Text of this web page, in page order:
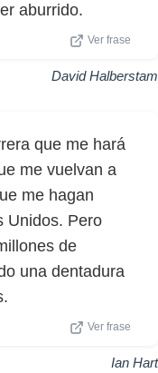
aburrido.
Ver frase
David Halberstam
que me hará
me vuelvan a
me hagan
Unidos. Pero
de
una dentadura
Ver frase
Ian Hart